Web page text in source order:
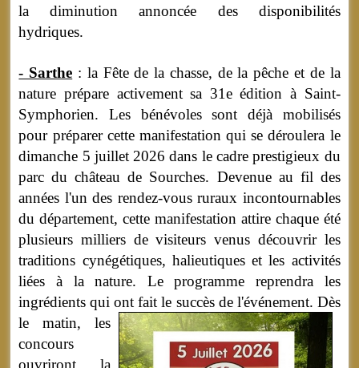
la diminution annoncée des disponibilités
hydriques.
- Sarthe : la Fête de la chasse, de la pêche et de la
nature prépare activement sa 31e édition à Saint-
Symphorien. Les bénévoles sont déjà mobilisés
pour préparer cette manifestation qui se déroulera le
dimanche 5 juillet 2026 dans le cadre prestigieux du
parc du château de Sourches. Devenue au fil des
années l'un des rendez-vous ruraux incontournables
du département, cette manifestation attire chaque été
plusieurs milliers de visiteurs venus découvrir les
traditions cynégétiques, halieutiques et les activités
liées à la nature. Le programme reprendra les
ingrédients qui ont fait le succès de l'événement. Dès
le matin, les
concours